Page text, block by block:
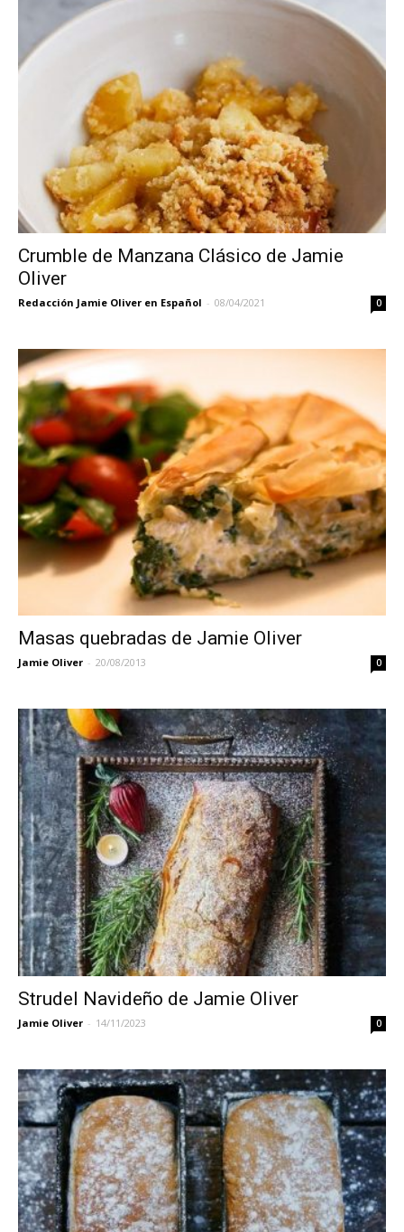
Crumble de Manzana Clásico de Jamie
Oliver
Redacción Jamie Oliver en Español - 08/04/2021 0
Masas quebradas de Jamie Oliver
Jamie Oliver - 20/08/2013 0
Strudel Navideño de Jamie Oliver
Jamie Oliver - 14/11/2023 0